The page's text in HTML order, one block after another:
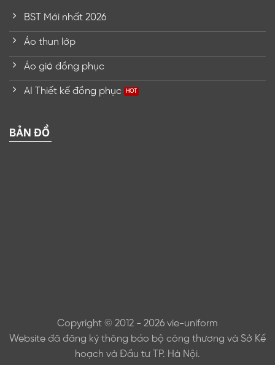
BST Mới nhất 2026
Áo thun lớp
Áo gió đồng phục
AI Thiết kế đồng phục
BẢN ĐỒ
Copyright © 2012 - 2026 vie-uniform
Website đã đăng ký thông báo bộ công thương và Sở Kế
hoạch và Đầu tư TP. Hà Nội.